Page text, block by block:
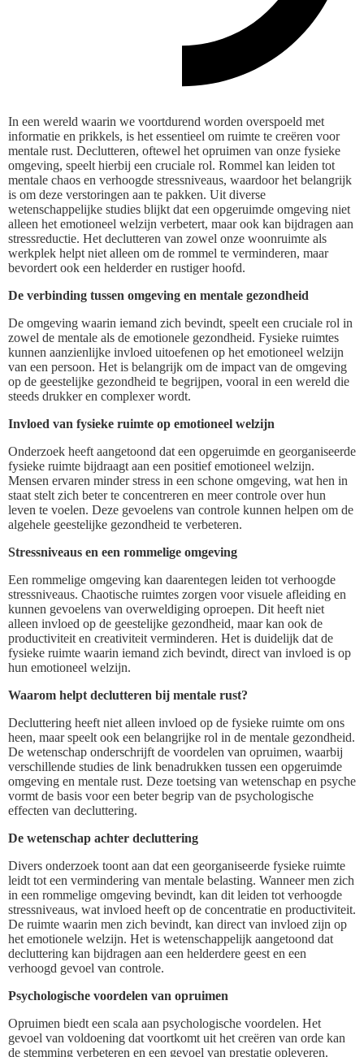
In een wereld waarin we voortdurend worden overspoeld met
informatie en prikkels, is het essentieel om ruimte te creëren voor
mentale rust. Declutteren, oftewel het opruimen van onze fysieke
omgeving, speelt hierbij een cruciale rol. Rommel kan leiden tot
mentale chaos en verhoogde stressniveaus, waardoor het belangrijk
is om deze verstoringen aan te pakken. Uit diverse
wetenschappelijke studies blijkt dat een opgeruimde omgeving niet
alleen het emotioneel welzijn verbetert, maar ook kan bijdragen aan
stressreductie. Het declutteren van zowel onze woonruimte als
werkplek helpt niet alleen om de rommel te verminderen, maar
bevordert ook een helderder en rustiger hoofd.
De verbinding tussen omgeving en mentale gezondheid
De omgeving waarin iemand zich bevindt, speelt een cruciale rol in
zowel de mentale als de emotionele gezondheid. Fysieke ruimtes
kunnen aanzienlijke invloed uitoefenen op het emotioneel welzijn
van een persoon. Het is belangrijk om de impact van de omgeving
op de geestelijke gezondheid te begrijpen, vooral in een wereld die
steeds drukker en complexer wordt.
Invloed van fysieke ruimte op emotioneel welzijn
Onderzoek heeft aangetoond dat een opgeruimde en georganiseerde
fysieke ruimte bijdraagt aan een positief emotioneel welzijn.
Mensen ervaren minder stress in een schone omgeving, wat hen in
staat stelt zich beter te concentreren en meer controle over hun
leven te voelen. Deze gevoelens van controle kunnen helpen om de
algehele geestelijke gezondheid te verbeteren.
Stressniveaus en een rommelige omgeving
Een rommelige omgeving kan daarentegen leiden tot verhoogde
stressniveaus. Chaotische ruimtes zorgen voor visuele afleiding en
kunnen gevoelens van overweldiging oproepen. Dit heeft niet
alleen invloed op de geestelijke gezondheid, maar kan ook de
productiviteit en creativiteit verminderen. Het is duidelijk dat de
fysieke ruimte waarin iemand zich bevindt, direct van invloed is op
hun emotioneel welzijn.
Waarom helpt declutteren bij mentale rust?
Decluttering heeft niet alleen invloed op de fysieke ruimte om ons
heen, maar speelt ook een belangrijke rol in de mentale gezondheid.
De wetenschap onderschrijft de voordelen van opruimen, waarbij
verschillende studies de link benadrukken tussen een opgeruimde
omgeving en mentale rust. Deze toetsing van wetenschap en psyche
vormt de basis voor een beter begrip van de psychologische
effecten van decluttering.
De wetenschap achter decluttering
Divers onderzoek toont aan dat een georganiseerde fysieke ruimte
leidt tot een vermindering van mentale belasting. Wanneer men zich
in een rommelige omgeving bevindt, kan dit leiden tot verhoogde
stressniveaus, wat invloed heeft op de concentratie en productiviteit.
De ruimte waarin men zich bevindt, kan direct van invloed zijn op
het emotionele welzijn. Het is wetenschappelijk aangetoond dat
decluttering kan bijdragen aan een helderdere geest en een
verhoogd gevoel van controle.
Psychologische voordelen van opruimen
Opruimen biedt een scala aan psychologische voordelen. Het
gevoel van voldoening dat voortkomt uit het creëren van orde kan
de stemming verbeteren en een gevoel van prestatie opleveren.